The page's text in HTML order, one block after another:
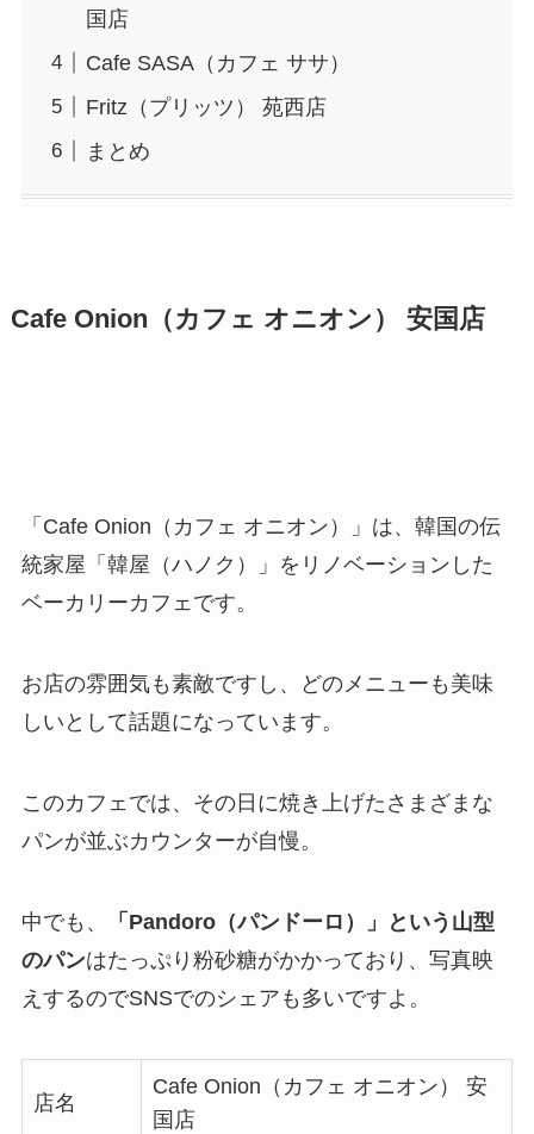
国店
Cafe SASA（カフェ ササ）
Fritz（プリッツ） 苑西店
まとめ
Cafe Onion（カフェ オニオン） 安国店
「Cafe Onion（カフェ オニオン）」は、韓国の伝
統家屋「韓屋（ハノク）」をリノベーションした
ベーカリーカフェです。
お店の雰囲気も素敵ですし、どのメニューも美味
しいとして話題になっています。
このカフェでは、その日に焼き上げたさまざまな
パンが並ぶカウンターが自慢。
中でも、
「Pandoro（パンドーロ）」という山型
のパンはたっぷり粉砂糖がかかっており、写真映
えするのでSNSでのシェアも多いですよ。
店名
Cafe Onion（カフェ オニオン） 安
国店